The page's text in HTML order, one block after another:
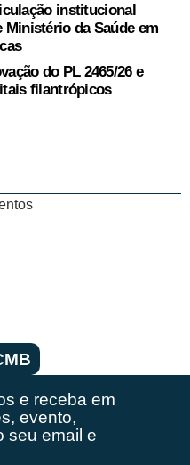
institucional
Ministério da Saúde em
do PL 2465/26 e
filantrópicos
e receba em
evento,
seu email e